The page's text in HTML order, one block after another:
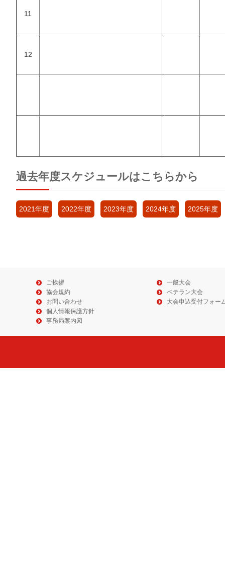
11
12
過去年度スケジュールはこちらから
2021年度 2022年度 2023年度 2024年度 2025年度
ご挨拶
協会規約
お問い合わせ
個人情報保護方針
事務局案内図
一般大会
ベテラン大会
大会申込受付フォー